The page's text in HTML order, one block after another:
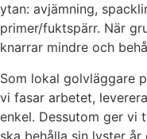
ytan: avjämning,
primer/fuktspärr. När
knarrar mindre och
Som lokal golvläggare
vi fasar arbetet,
enkel. Dessutom ger
ska behålla sin lyster år